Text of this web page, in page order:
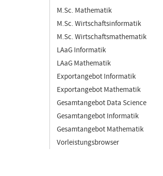
M.Sc. Mathematik
M.Sc. Wirtschaftsinformatik
M.Sc. Wirtschaftsmathematik
LAaG Informatik
LAaG Mathematik
Exportangebot Informatik
Exportangebot Mathematik
Gesamtangebot Data Science
Gesamtangebot Informatik
Gesamtangebot Mathematik
Vorleistungsbrowser